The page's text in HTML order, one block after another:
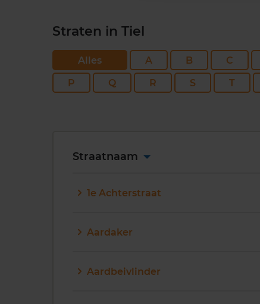
Straten in Tiel
Alles A B C
P
Q R S T
Straatnaam
1e Achterstraat
Aardaker
Aardbeivlinder